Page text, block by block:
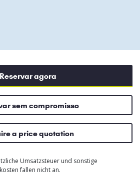
Reservar agora
sem compromisso
a price quotation
Umsatzsteuer und sonstige
fallen nicht an.